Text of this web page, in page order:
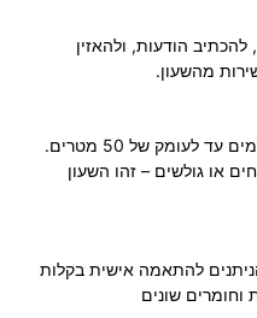
הודעות, ולהאזין
מהשעון.
או גולשים – זהו השעון
להתאמה אישית בקלות
וחומרים שונים